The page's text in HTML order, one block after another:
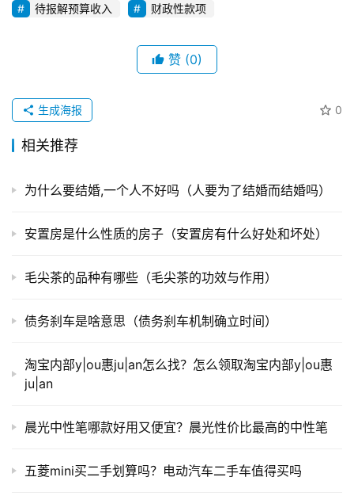
待报解预算收入 财政性款项
赞 (0)
0
生成海报
相关推荐
为什么要结婚,一个人不好吗（人要为了结婚而结婚吗）
安置房是什么性质的房子（安置房有什么好处和坏处）
毛尖茶的品种有哪些（毛尖茶的功效与作用）
债务刹车是啥意思（债务刹车机制确立时间）
淘宝内部y|ou惠ju|an怎么找？怎么领取淘宝内部y|ou惠
ju|an
晨光中性笔哪款好用又便宜？晨光性价比最高的中性笔
五菱mini买二手划算吗？电动汽车二手车值得买吗